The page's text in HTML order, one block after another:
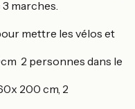
3 marches.
mettre les vélos et
2 personnes dans le
200 cm, 2